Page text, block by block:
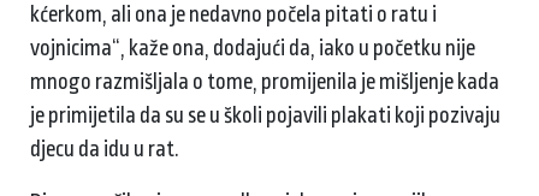
kćerkom, ali ona je nedavno počela pitati o ratu i
vojnicima“, kaže ona, dodajući da, iako u početku nije
mnogo razmišljala o tome, promijenila je mišljenje kada
je primijetila da su se u školi pojavili plakati koji pozivaju
djecu da idu u rat.